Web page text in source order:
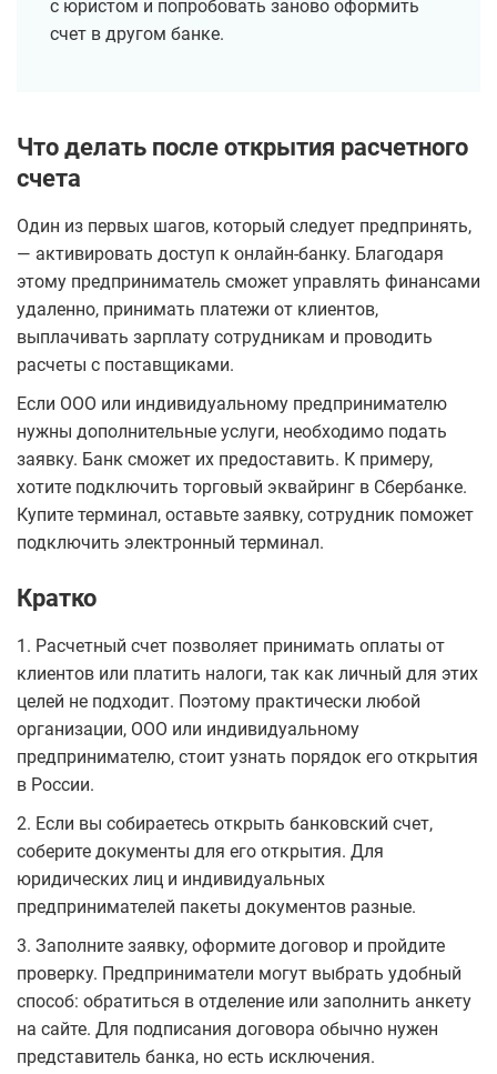
с юристом и попробовать заново оформить
счет в другом банке.
Что делать после открытия расчетного
счета
Один из первых шагов, который следует предпринять,
— активировать доступ к онлайн-банку. Благодаря
этому предприниматель сможет управлять финансами
удаленно, принимать платежи от клиентов,
выплачивать зарплату сотрудникам и проводить
расчеты с поставщиками.
Если ООО или индивидуальному предпринимателю
нужны дополнительные услуги, необходимо подать
заявку. Банк сможет их предоставить. К примеру,
хотите подключить торговый эквайринг в Сбербанке.
Купите терминал, оставьте заявку, сотрудник поможет
подключить электронный терминал.
Кратко
1. Расчетный счет позволяет принимать оплаты от
клиентов или платить налоги, так как личный для этих
целей не подходит. Поэтому практически любой
организации, ООО или индивидуальному
предпринимателю, стоит узнать порядок его открытия
в России.
2. Если вы собираетесь открыть банковский счет,
соберите документы для его открытия. Для
юридических лиц и индивидуальных
предпринимателей пакеты документов разные.
3. Заполните заявку, оформите договор и пройдите
проверку. Предприниматели могут выбрать удобный
способ: обратиться в отделение или заполнить анкету
на сайте. Для подписания договора обычно нужен
представитель банка, но есть исключения.